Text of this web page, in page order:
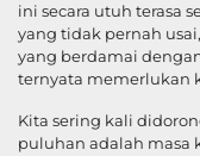
ini secara utuh terasa
yang tidak pernah
yang berdamai
ternyata memerlukan
Kita sering kali
puluhan adalah masa